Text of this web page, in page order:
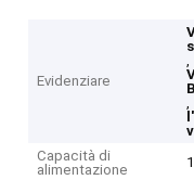
Evidenziare
,
,
Capacità di
alimentazione